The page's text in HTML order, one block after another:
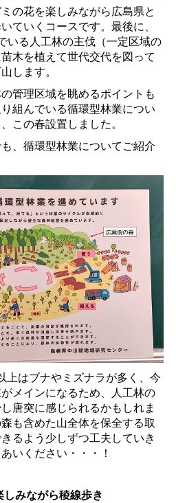
の花を楽しみながら広島県と
ていくコースです。最後に、
いる人工林の主伐（一定区域の
木を植えて世代交代を図って
します。
管理区域を眺めるポイントも
組んでいる循環型林業につい
この春設置しました。
、循環型林業についてご紹介
上はブナやミズナラが多く、今
メインになるため、人工林の
唐突に感じられるかもしれま
も含めた山全体を保全する取
るよう少しずつ工夫していき
いください・・・！
みながら稜線歩き